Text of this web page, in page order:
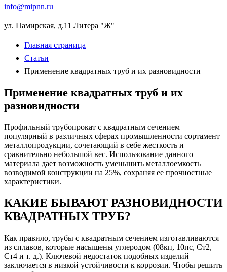
info@mipnn.ru
ул. Памирская, д.11 Литера "Ж"
Главная страница
Статьи
Применение квадратных труб и их разновидности
Применение квадратных труб и их
разновидности
Профильный трубопрокат с квадратным сечением –
популярный в различных сферах промышленности сортамент
металлопродукции, сочетающий в себе жесткость и
сравнительно небольшой вес. Использование данного
материала дает возможность уменьшить металлоемкость
возводимой конструкции на 25%, сохраняя ее прочностные
характеристики.
КАКИЕ БЫВАЮТ РАЗНОВИДНОСТИ
КВАДРАТНЫХ ТРУБ?
Как правило, трубы с квадратным сечением изготавливаются
из сплавов, которые насыщены углеродом (08кп, 10пс, Ст2,
Ст4 и т. д.). Ключевой недостаток подобных изделий
заключается в низкой устойчивости к коррозии. Чтобы решить